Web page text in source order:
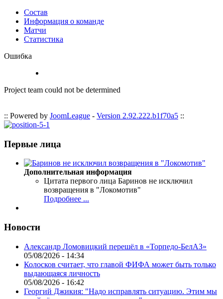
Состав
Информация о команде
Матчи
Статистика
Ошибка
Project team could not be determined
:: Powered by JoomLeague - Version 2.92.222.b1f70a5 ::
Первые лица
Дополнительная информация
Цитата первого лица Баринов не исключил
возвращения в "Локомотив"
Подробнее ...
Новости
Александр Ломовицкий перешёл в «Торпедо-БелАЗ»
05/08/2026 - 14:34
Колосков считает, что главой ФИФА может быть только
выдающаяся личность
05/08/2026 - 16:42
Георгий Джикия: "Надо исправлять ситуацию. Этим мы